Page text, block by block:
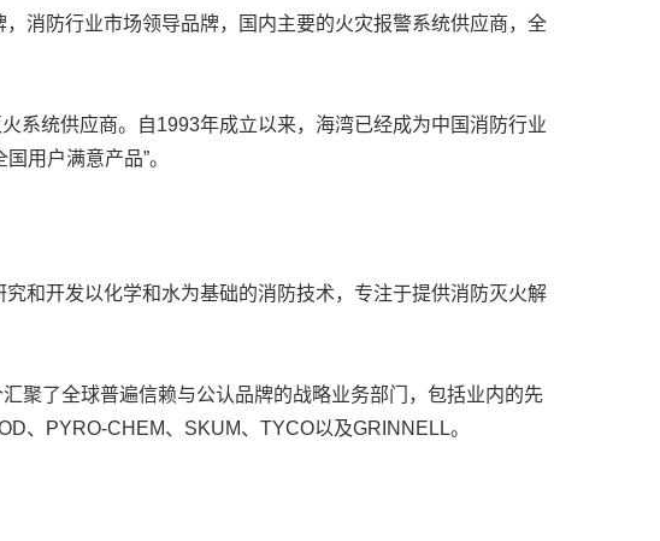
防行业市场领导品牌，国内主要的火灾报警系统供应商，全
统供应商。自1993年成立以来，海湾已经成为中国消防行业
用户满意产品”。
开发以化学和水为基础的消防技术，专注于提供消防灭火解
了全球普遍信赖与公认品牌的战略业务部门，包括业内的先
、PYRO-CHEM、SKUM、TYCO以及GRINNELL。